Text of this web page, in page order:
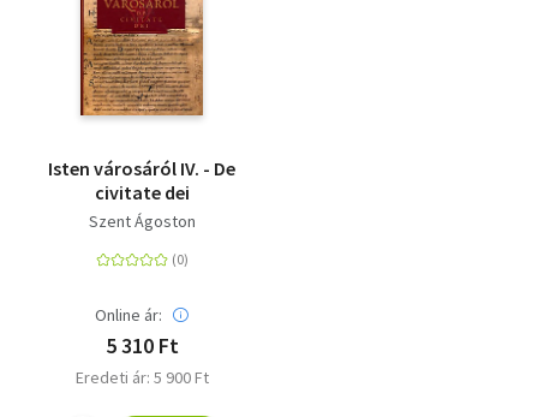
Isten városáról IV. - De
civitate dei
Szent Ágoston
Online ár:
5 310 Ft
Eredeti ár: 5 900 Ft